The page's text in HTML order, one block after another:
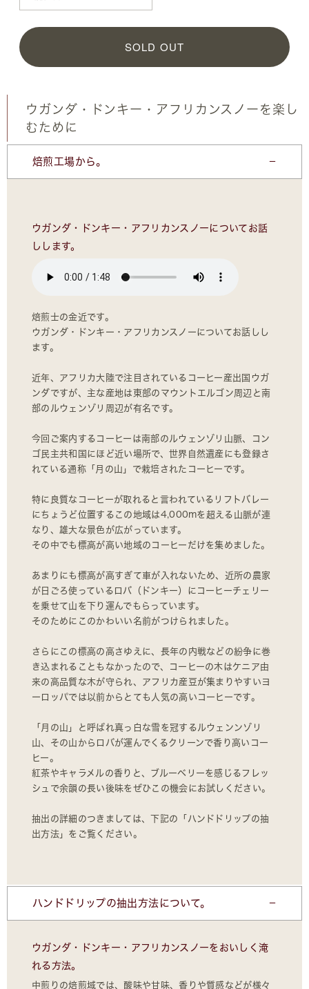
SOLD OUT
ウガンダ・ドンキー・アフリカンスノーを楽し
むために
焙煎工場から。
ウガンダ・ドンキー・アフリカンスノーについてお話
しします。
焙煎士の金近です。
ウガンダ・ドンキー・アフリカンスノーについてお話しし
ます。
近年、アフリカ大陸で注目されているコーヒー産出国ウガ
ンダですが、主な産地は東部のマウントエルゴン周辺と南
部のルウェンゾリ周辺が有名です。
今回ご案内するコーヒーは南部のルウェンゾリ山脈、コン
ゴ民主共和国にほど近い場所で、世界自然遺産にも登録さ
れている通称「月の山」で栽培されたコーヒーです。
特に良質なコーヒーが取れると言われているリフトバレー
にちょうど位置するこの地域は4,000mを超える山脈が連
なり、雄大な景色が広がっています。
その中でも標高が高い地域のコーヒーだけを集めました。
あまりにも標高が高すぎて車が入れないため、近所の農家
が日ごろ使っているロバ（ドンキー）にコーヒーチェリー
を乗せて山を下り運んでもらっています。
そのためにこのかわいい名前がつけられました。
さらにこの標高の高さゆえに、長年の内戦などの紛争に巻
き込まれることもなかったので、コーヒーの木はケニア由
来の高品質な木が守られ、アフリカ産豆が集まりやすいヨ
ーロッパでは以前からとても人気の高いコーヒーです。
「月の山」と呼ばれ真っ白な雪を冠するルウェンンゾリ
山、その山からロバが運んでくるクリーンで香り高いコー
ヒー。
紅茶やキャラメルの香りと、ブルーベリーを感じるフレッ
シュで余韻の長い後味をぜひこの機会にお試しください。
抽出の詳細のつきましては、下記の「ハンドドリップの抽
出方法」をご覧ください。
ハンドドリップの抽出方法について。
ウガンダ・ドンキー・アフリカンスノーをおいしく淹
れる方法。
中煎りの焙煎域では、酸味や甘味、香りや質感などが様々